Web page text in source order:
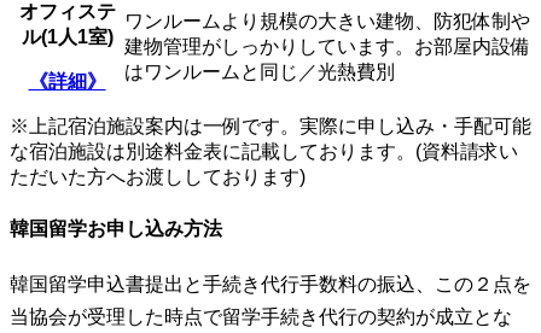
オフィステ
ル(1人1室)
《詳細》
ワンルームより規模の大きい建物、防犯体制や
建物管理がしっかりしています。お部屋内設備
はワンルームと同じ／光熱費別
※上記宿泊施設案内は一例です。実際に申し込み・手配可能
な宿泊施設は別途料金表に記載しております。(資料請求い
ただいた方へお渡ししております)
韓国留学お申し込み方法
韓国留学申込書提出と手続き代行手数料の振込、この２点を
当協会が受理した時点で留学手続き代行の契約が成立とな